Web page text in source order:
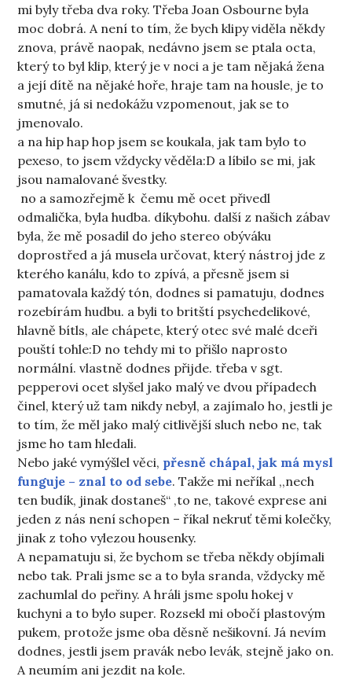
mi byly třeba dva roky. Třeba Joan Osbourne byla
moc dobrá. A není to tím, že bych klipy viděla někdy
znova, právě naopak, nedávno jsem se ptala octa,
který to byl klip, který je v noci a je tam nějaká žena
a její dítě na nějaké hoře, hraje tam na housle, je to
smutné, já si nedokážu vzpomenout, jak se to
jmenovalo.
a na hip hap hop jsem se koukala, jak tam bylo to
pexeso, to jsem vždycky věděla:D a líbilo se mi, jak
jsou namalované švestky.
no a samozřejmě k čemu mě ocet přivedl
odmalička, byla hudba. díkybohu. další z našich zábav
byla, že mě posadil do jeho stereo obýváku
doprostřed a já musela určovat, který nástroj jde z
kterého kanálu, kdo to zpívá, a přesně jsem si
pamatovala každý tón, dodnes si pamatuju, dodnes
rozebírám hudbu. a byli to britští psychedelikové,
hlavně bítls, ale chápete, který otec své malé dceři
pouští tohle:D no tehdy mi to přišlo naprosto
normální. vlastně dodnes přijde. třeba v sgt.
pepperovi ocet slyšel jako malý ve dvou případech
činel, který už tam nikdy nebyl, a zajímalo ho, jestli je
to tím, že měl jako malý citlivější sluch nebo ne, tak
jsme ho tam hledali.
Nebo jaké vymýšlel věci, přesně chápal, jak má mysl
funguje – znal to od sebe. Takže mi neříkal ,,nech
ten budík, jinak dostaneš“ ,to ne, takové exprese ani
jeden z nás není schopen – říkal nekruť těmi kolečky,
jinak z toho vylezou housenky.
A nepamatuju si, že bychom se třeba někdy objímali
nebo tak. Prali jsme se a to byla sranda, vždycky mě
zachumlal do peřiny. A hráli jsme spolu hokej v
kuchyni a to bylo super. Rozsekl mi obočí plastovým
pukem, protože jsme oba děsně nešikovní. Já nevím
dodnes, jestli jsem pravák nebo levák, stejně jako on.
A neumím ani jezdit na kole.